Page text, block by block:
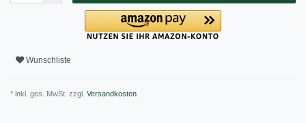
Wunschliste
* inkl. ges. MwSt. zzgl. Versandkosten